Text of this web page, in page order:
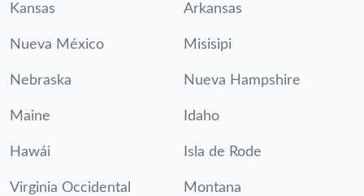
Kansas Arkansas
Nueva México Misisipi
Nebraska Nueva Hampshire
Maine Idaho
Hawái Isla de Rode
Virginia Occidental Montana